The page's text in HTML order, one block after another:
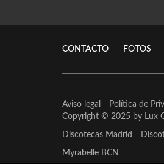
CONTACTO FOTOS
Aviso legal Política de
Copyright © 2025 by Lux
Discotecas Madrid
Myrabelle BCN